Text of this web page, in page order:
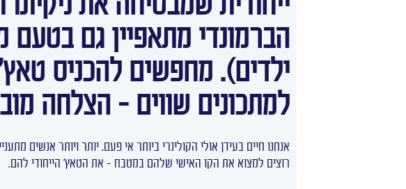
הברמונדי מתאפיין גם
ילדים). מחפשים להכניס
למתכונים שווים – הצלחה
אנחנו חיים בעידן אולי הקולינרי ביותר אי פעם. יותר ויותר אנשים
רוצים למצוא את הקו האישי שלהם במטבח – את הטאץ' הייחודי להם.